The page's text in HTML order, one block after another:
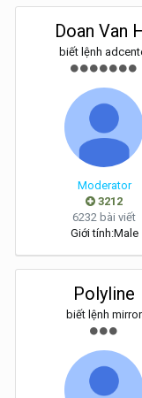
Doan Van
biết lệnh
Moderator
3212
6232 bài viết
Giới tính:Male
Polyline
biết lệnh mirror